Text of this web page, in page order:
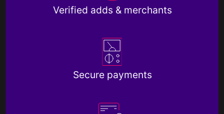
Verified adds & merchants
Secure payments